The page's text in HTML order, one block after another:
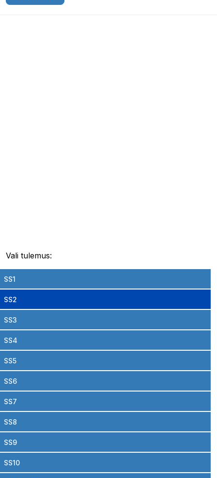
Vali tulemus:
SS1
SS2
SS3
SS4
SS5
SS6
SS7
SS8
SS9
SS10